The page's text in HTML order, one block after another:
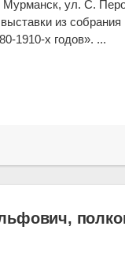
Мурманск, ул. С.
из собрания
1910-х годов». ...